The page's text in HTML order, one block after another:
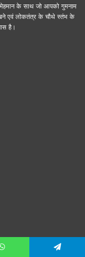
के साथ जो आपको गुमनाम
एवं लोकतंत्र के चौथे स्तंभ के
है।